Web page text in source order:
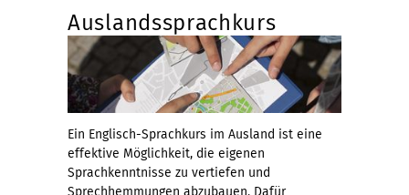
Auslandssprachkurs
Ein Englisch-Sprachkurs im Ausland ist eine
effektive Möglichkeit, die eigenen
Sprachkenntnisse zu vertiefen und
Sprechhemmungen abzubauen. Dafür